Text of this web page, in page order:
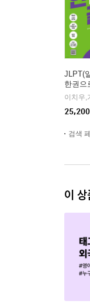
JLPT(
한권으
25,200
검색
이